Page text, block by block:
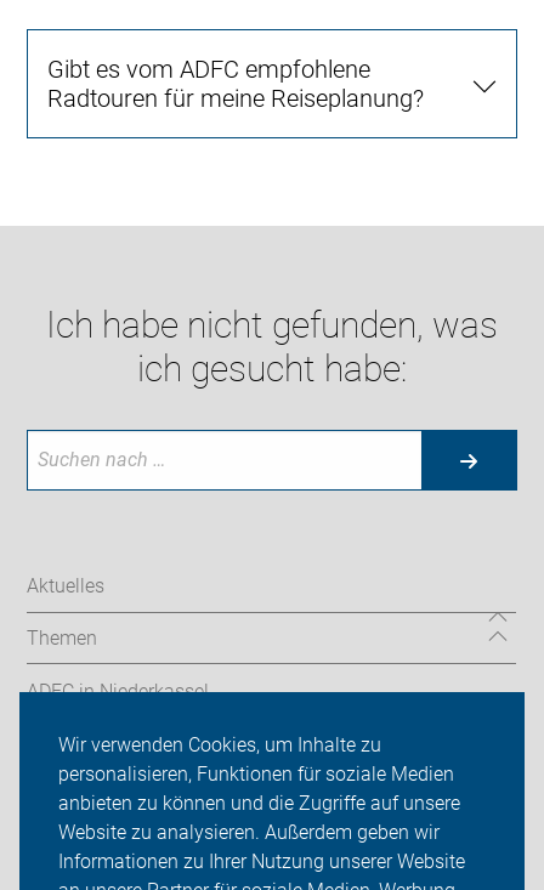
Wir verwenden Cookies, um Inhalte zu
personalisieren, Funktionen für soziale Medien
anbieten zu können und die Zugriffe auf unsere
Website zu analysieren. Außerdem geben wir
Informationen zu Ihrer Nutzung unserer Website
Gibt es vom ADFC empfohlene
Radtouren für meine Reiseplanung?
Ich habe nicht gefunden, was
ich gesucht habe:
Aktuelles
Themen
ADFC in Niederkassel
Sei dabei
Presse
Login